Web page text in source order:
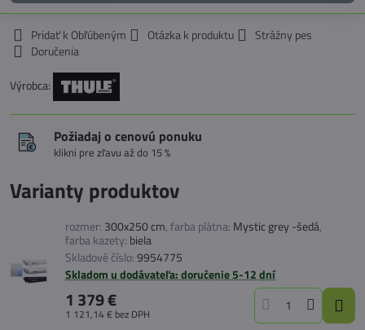
Pridať k Obľúbeným Otázka k produktu
Strážny pes
Doručenia
Výrobca:
Požiadaj o cenovú ponuku
klikni pre zľavu až do 15 %
Varianty produktov
rozmer: 300x250 cm,farba plátna: Mystic grey -šedá,
farba kazety: biela
Skladové číslo:9954775
Skladom u dodávateľa: doručenie 5-12 dní
1 379 €
1 121,14 € bez DPH